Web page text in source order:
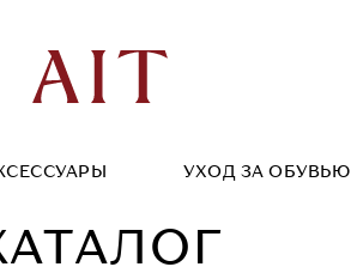
УХОД ЗА ОБУВЬЮ